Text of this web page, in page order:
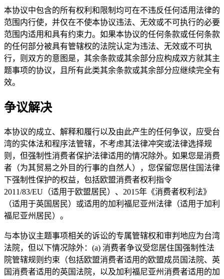
本协议中包含的所有权利和限制均可在不违反任何适用法律的
范围内行使，并仅在不使本协议违法、无效或不可执行的必要
范围内适用和具有约束力。如果本协议的任何条款或任何条款
的任何部分被具有管辖权的法院认定为违法、无效或不可执
行，则双方的意图是，其余条款或其余部分应构成双方就其主
题事项的协议，且所有此类其余条款或其余部分应继续完全有
效。
争议解决
本协议的成立、解释和履行以及由此产生的任何争议，应受台
湾的实体法和程序法管辖，不考虑其法律冲突或法律选择规
则，但强制性消费者保护法律适用的情况除外。如果您是消费
者（为其贸易之外目的行事的自然人），您保留您居住国法律
下强制性保护的权益，包括欧盟消费者权利指令
2011/83/EU（适用于欧盟居民）、2015年《消费者权利法》
（适用于英国居民）或适用的加利福尼亚州法律（适用于加利
福尼亚州居民）。
与本协议主题事项相关的诉讼的专属管辖权和审判地应为台湾
法院，但以下情况除外：(a) 消费者争议受您居住国强制性法
院管辖规则约束（包括欧盟消费者适用的欧盟成员国法院、英
国消费者适用的英国法院，以及加利福尼亚州消费者适用的加